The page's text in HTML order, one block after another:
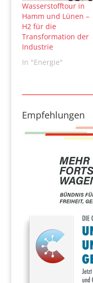
Wasserstofftour in
Hamm und Lünen –
H2 für die
Transformation der
Industrie
In "Energie"
Empfehlungen